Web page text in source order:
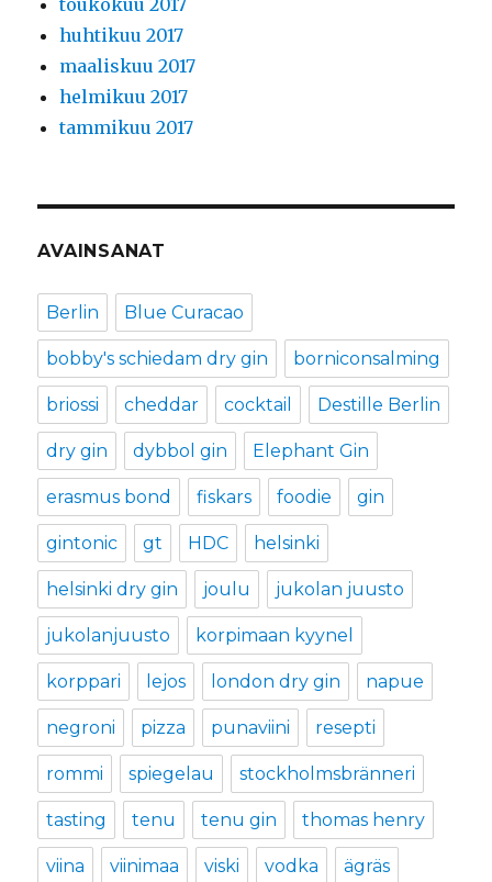
toukokuu 2017
huhtikuu 2017
maaliskuu 2017
helmikuu 2017
tammikuu 2017
AVAINSANAT
Berlin Blue Curacao
bobby's schiedam dry gin borniconsalming
briossi cheddar cocktail Destille Berlin
dry gin dybbol gin Elephant Gin
erasmus bond fiskars foodie gin
gintonic gt HDC helsinki
helsinki dry gin joulu jukolan juusto
jukolanjuusto korpimaan kyynel
korppari lejos london dry gin napue
negroni pizza punaviini resepti
rommi spiegelau stockholmsbränneri
tasting tenu tenu gin thomas henry
viina viinimaa viski vodka ägräs